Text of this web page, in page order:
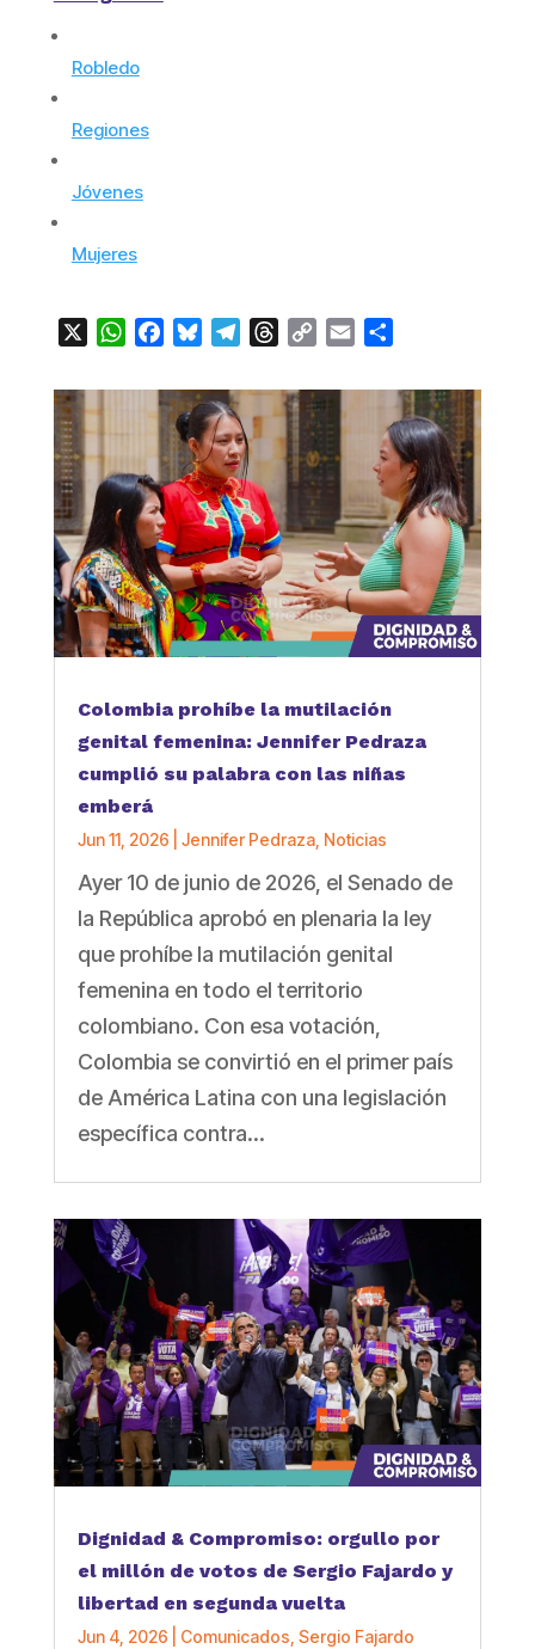
Robledo
Regiones
Jóvenes
Mujeres
WhatsApp
FacebookBlueskyTelegramThreads
Copy Email
Colombia prohíbe la mutilación
genital femenina: Jennifer Pedraza
cumplió su palabra con las niñas
emberá
Jun 11, 2026 Jennifer Pedraza, Noticias
Ayer 10 de junio de 2026, el Senado de
la República aprobó en plenaria la ley
que prohíbe la mutilación genital
femenina en todo el territorio
colombiano. Con esa votación,
Colombia se convirtió en el primer país
de América Latina con una legislación
específica contra...
Dignidad & Compromiso: orgullo por
el millón de votos de Sergio Fajardo y
libertad en segunda vuelta
Jun 4, 2026 Comunicados Sergio Fajardo